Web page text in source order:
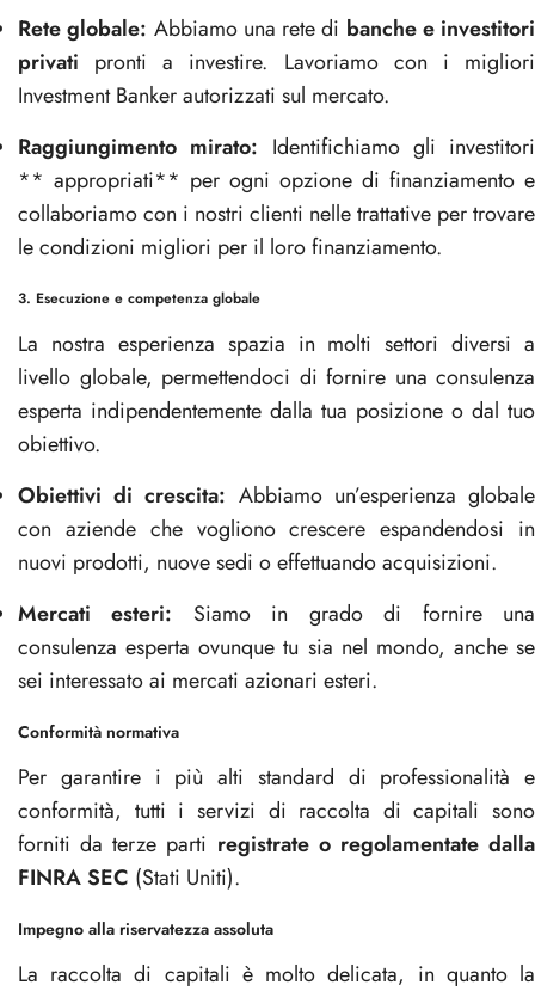
Rete globale: Abbiamo una rete di banche e investitori
privati pronti a investire. Lavoriamo con i migliori
Investment Banker autorizzati sul mercato.
Raggiungimento mirato: Identifichiamo gli investitori
** appropriati** per ogni opzione di finanziamento e
collaboriamo con i nostri clienti nelle trattative per trovare
le condizioni migliori per il loro finanziamento.
3. Esecuzione e competenza globale
La nostra esperienza spazia in molti settori diversi a
livello globale, permettendoci di fornire una consulenza
esperta indipendentemente dalla tua posizione o dal tuo
obiettivo.
Obiettivi di crescita: Abbiamo un’esperienza globale
con aziende che vogliono crescere espandendosi in
nuovi prodotti, nuove sedi o effettuando acquisizioni.
Mercati esteri: Siamo in grado di fornire una
consulenza esperta ovunque tu sia nel mondo, anche se
sei interessato ai mercati azionari esteri.
Conformità normativa
Per garantire i più alti standard di professionalità e
conformità, tutti i servizi di raccolta di capitali sono
forniti da terze parti registrate o regolamentate dalla
FINRA SEC (Stati Uniti).
Impegno alla riservatezza assoluta
La raccolta di capitali è molto delicata, in quanto la